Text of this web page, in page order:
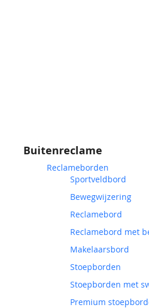
Buitenreclame
Reclameborden
Sportveldbord
Bewegwijzering
Reclamebord
Reclamebord met
Makelaarsbord
Stoepborden
Stoepborden met
Premium